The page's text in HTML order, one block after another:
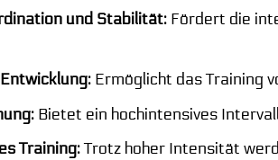
und Stabilität:Fördert die
Ermöglicht das Training
Bietet ein hochintensives
Training:Trotz hoher Intensität